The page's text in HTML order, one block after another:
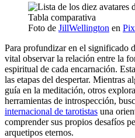
Foto de JillWellington en
Para profundizar en el significado
vital observar la relación entre la
espiritual de cada encarnación.
las etapas del despertar. Mientras
guía en la meditación, otros
herramientas de introspección,
internacional de tarotistas una
comprender sus propios desafíos
arquetipos eternos.